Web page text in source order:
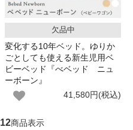
欠品中
変化する10年ベッド。ゆりか
ごとしても使える新生児用ベ
ビーベッド『べベッド ニュ
ーボーン』
41,580円(税込)
12商品表示